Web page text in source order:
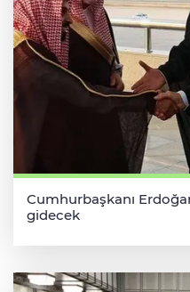
Cumhurbaşkanı
gidecek